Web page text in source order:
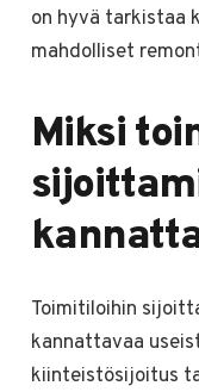
on hyvä tarkistaa
mahdolliset
Miksi
Toimitiloihin
kannattavaa
kiinteistösijoitus